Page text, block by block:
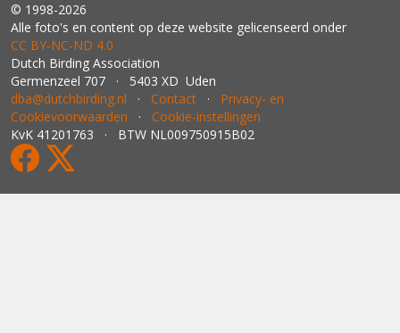
© 1998-2026
Alle foto's en content op deze website gelicenseerd onder
CC BY‑NC‑ND 4.0
Dutch Birding Association
Germenzeel 707 · 5403 XD Uden
dba@dutchbirding.nl · Contact · Privacy- en
Cookievoorwaarden · Cookie-instellingen
KvK 41201763 · BTW NL009750915B02